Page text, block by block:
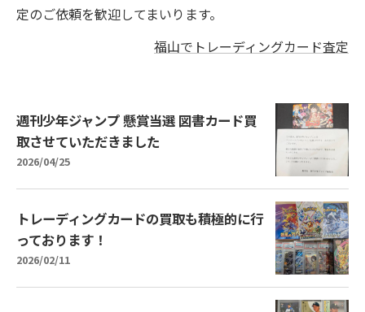
定のご依頼を歓迎してまいります。
福山でトレーディングカード査定
週刊少年ジャンプ 懸賞当選 図書カード買
取させていただきました
2026/04/25
トレーディングカードの買取も積極的に行
っております！
2026/02/11